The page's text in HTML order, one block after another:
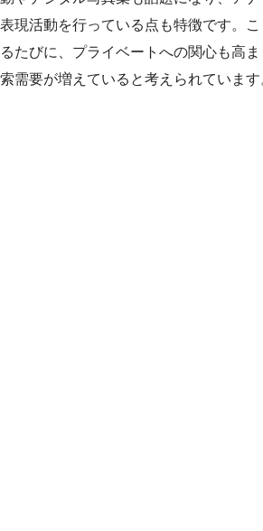
表現活動を行っている点も特徴です。
るたびに、プライベートへの関心も高
索需要が増えていると考えられています